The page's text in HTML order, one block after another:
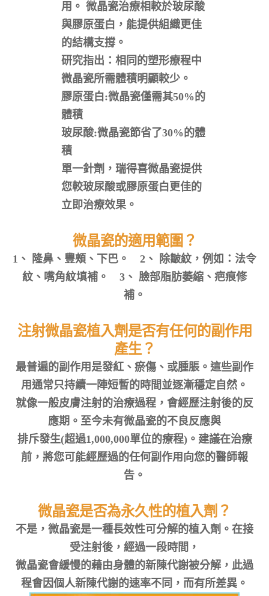
用。 微晶瓷治療相較於玻尿酸
與膠原蛋白，能提供組織更佳
的結構支撐。
研究指出：相同的塑形療程中
微晶瓷所需體積明顯較少。
膠原蛋白:微晶瓷僅需其50%的
體積
玻尿酸:微晶瓷節省了30%的體
積
單一針劑，瑞得喜微晶瓷提供
您較玻尿酸或膠原蛋白更佳的
立即治療效果。
微晶瓷的適用範圍？
1、 隆鼻、豐頰、下巴。 2、 除皺紋，例如：法令
紋、嘴角紋填補。 3、 臉部脂肪萎縮、疤痕修
補。
注射微晶瓷植入劑是否有任何的副作用
產生？
最普遍的副作用是發紅、瘀傷、或腫脹。這些副作
用通常只持續一陣短暫的時間並逐漸穩定自然。
就像一般皮膚注射的治療過程，會經歷注射後的反
應期。至今未有微晶瓷的不良反應與
排斥發生(超過1,000,000單位的療程)。建議在治療
前，將您可能經歷過的任何副作用向您的醫師報
告。
微晶瓷是否為永久性的植入劑？
不是，微晶瓷是一種長效性可分解的植入劑。在接
受注射後，經過一段時間，
微晶瓷會緩慢的藉由身體的新陳代謝被分解，此過
程會因個人新陳代謝的速率不同，而有所差異。